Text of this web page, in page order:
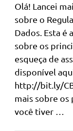
Olá! Lancei
sobre o
Dados. Esta é
sobre os
esqueça de
disponível
http://bit.ly/
mais sobre os
você tiver …